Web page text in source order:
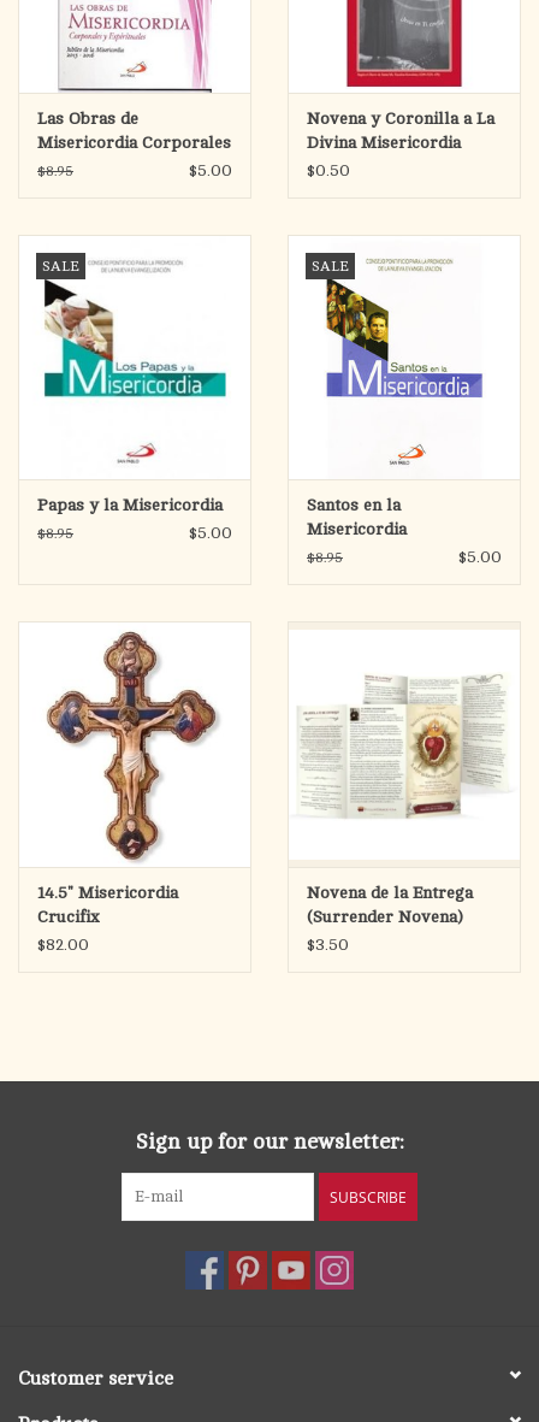
Las Obras de
Misericordia Corporales
y Espirituales
$8.95 $5.00
Novena y Coronilla a La
Divina Misericordia
(Divine Mercy Novena
$0.50
SALE
Papas y la Misericordia
$8.95 $5.00
SALE
Santos en la
Misericordia
$8.95 $5.00
14.5" Misericordia
Crucifix
$82.00
Novena de la Entrega
(Surrender Novena)
Letra Grande
$3.50
Sign up for our newsletter:
SUBSCRIBE
Customer service